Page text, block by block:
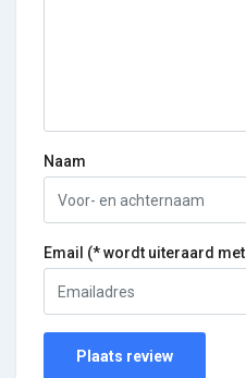
Naam
Email (* wordt uiteraard
Plaats review